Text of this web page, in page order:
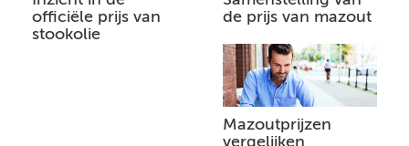
officiële prijs van
stookolie
de prijs van mazout
Mazoutprijzen
vergelijken